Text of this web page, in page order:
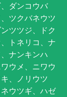
ダンコウバ
ツクバネウツ
ツツジ、ドク
トネリコ、ナ
ナンキンハ
ウメ、ニワウ
、ノリウツ
ウツギ、ハゼ